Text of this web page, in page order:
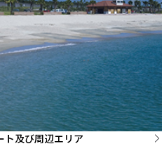
ト及び周辺エリア